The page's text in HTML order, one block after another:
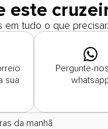
este
em tudo o que precisar.
sua
Pergunte-